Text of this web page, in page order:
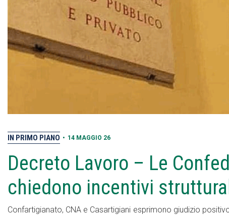
IN PRIMO PIANO • 14 MAGGIO 26
Decreto Lavoro – Le
chiedono incentivi
Confartigianato, CNA e Casartigiani esprimono giudizio